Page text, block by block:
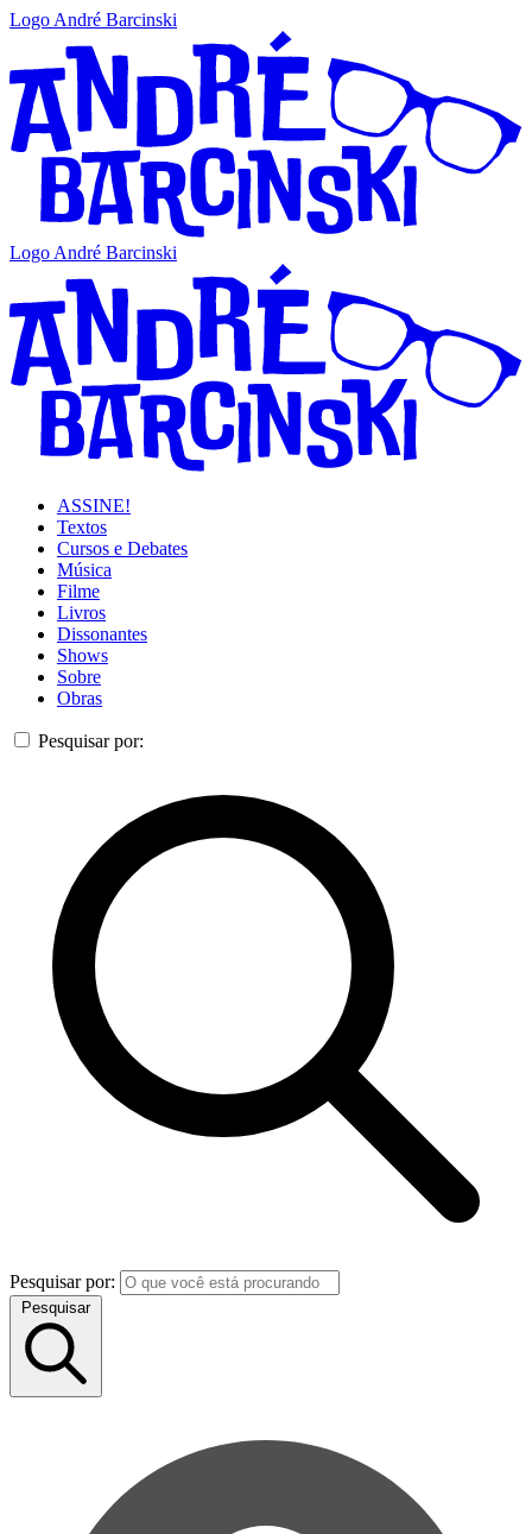
Logo André Barcinski
Logo André Barcinski
ASSINE!
Textos
Cursos e Debates
Música
Filme
Livros
Dissonantes
Shows
Sobre
Obras
Pesquisar por:
Pesquisar por:
Pesquisar